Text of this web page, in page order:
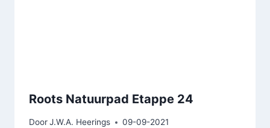
Roots Natuurpad Etappe 24
DoorJ.W.A. Heerings 09-09-2021